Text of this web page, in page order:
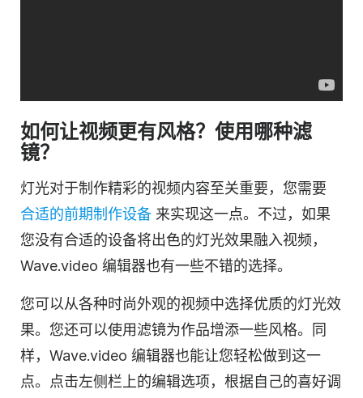
如何让视频更有风格？使用哪种滤
镜？
灯光对于制作精彩的视频内容至关重要，您需要
合适的前期制作设备 来实现这一点。不过，如果
您没有合适的设备将出色的灯光效果融入视频，
Wave.video 编辑器也有一些不错的选择。
您可以从各种时尚外观的视频中选择优质的灯光效
果。您还可以使用滤镜为作品增添一些风格。同
样，Wave.video 编辑器也能让您轻松做到这一
点。点击左侧栏上的编辑选项，根据自己的喜好调